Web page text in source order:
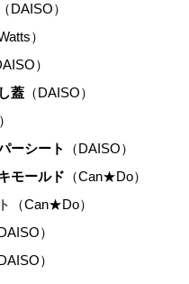
DAISO）
）
）
蓋 （DAISO）
ーシート
（DAISO）
モールド （Can★Do）
（Can★Do）
）
）